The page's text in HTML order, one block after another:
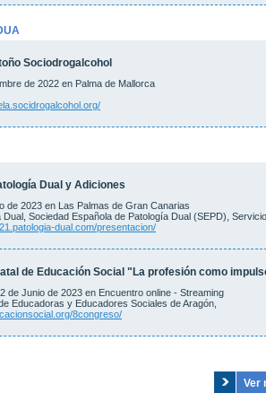
Sociodrogalcohol
de 2022 en Palma de Mallorca
Dual y Adiciones
de 2023 en Las Palmas de Gran Canarias
Dual, Sociedad Española de Patología Dual (SEPD),
dual.com/presentacion/
de Educación Social "La profesión como
de Junio de 2023 en Encuentro online - Streaming
Educadoras y Educadores Sociales de Aragón,
8congreso/
Ver